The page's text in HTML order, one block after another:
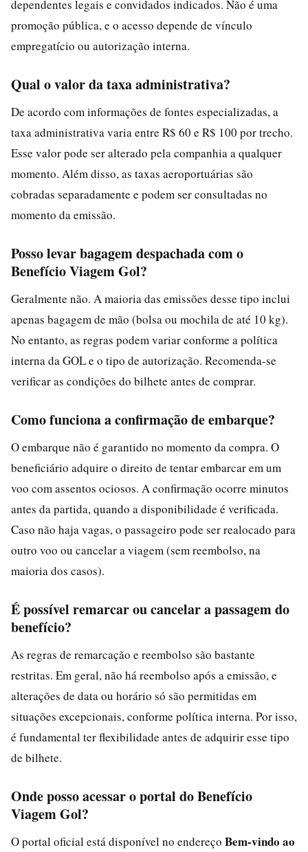
dependentes legais e convidados indicados. Não é uma
promoção pública, e o acesso depende de vínculo
empregatício ou autorização interna.
Qual o valor da taxa administrativa?
De acordo com informações de fontes especializadas, a
taxa administrativa varia entre R$ 60 e R$ 100 por trecho.
Esse valor pode ser alterado pela companhia a qualquer
momento. Além disso, as taxas aeroportuárias são
cobradas separadamente e podem ser consultadas no
momento da emissão.
Posso levar bagagem despachada com o
Benefício Viagem Gol?
Geralmente não. A maioria das emissões desse tipo inclui
apenas bagagem de mão (bolsa ou mochila de até 10 kg).
No entanto, as regras podem variar conforme a política
interna da GOL e o tipo de autorização. Recomenda-se
verificar as condições do bilhete antes de comprar.
Como funciona a confirmação de embarque?
O embarque não é garantido no momento da compra. O
beneficiário adquire o direito de tentar embarcar em um
voo com assentos ociosos. A confirmação ocorre minutos
antes da partida, quando a disponibilidade é verificada.
Caso não haja vagas, o passageiro pode ser realocado para
outro voo ou cancelar a viagem (sem reembolso, na
maioria dos casos).
É possível remarcar ou cancelar a passagem do
benefício?
As regras de remarcação e reembolso são bastante
restritas. Em geral, não há reembolso após a emissão, e
alterações de data ou horário só são permitidas em
situações excepcionais, conforme política interna. Por isso,
é fundamental ter flexibilidade antes de adquirir esse tipo
de bilhete.
Onde posso acessar o portal do Benefício
Viagem Gol?
O portal oficial está disponível no endereço Bem-vindo ao